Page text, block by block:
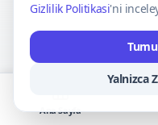
VISA
Gizlilik Politikasi'ni
Yalnizca
Ana Sayfa